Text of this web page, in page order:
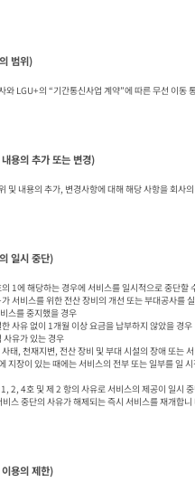
범위)
와 LGU+의 “기간통신사업 계약”에 따른 무선 이동
용의 추가 또는 변경)
및 내용의 추가, 변경사항에 대해 해당 사항을 회사
일시 중단)
1에 해당하는 경우에 서비스를 일시적으로 중단할
태, 천재지변, 전산 장비 및 부대 시설의 장애 또는
지장이 있는 때에는 서비스의 전부 또는 일부를 일
2, 4호 및 제 2 항의 사유로 서비스의 제공이 일시
스 중단의 사유가 해제되는 즉시 서비스를 재개합니
용의 제한)